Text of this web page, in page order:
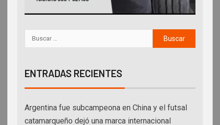
ENTRADAS RECIENTES
Argentina fue subcampeona en China y el futsal
catamarqueño dejó una marca internacional